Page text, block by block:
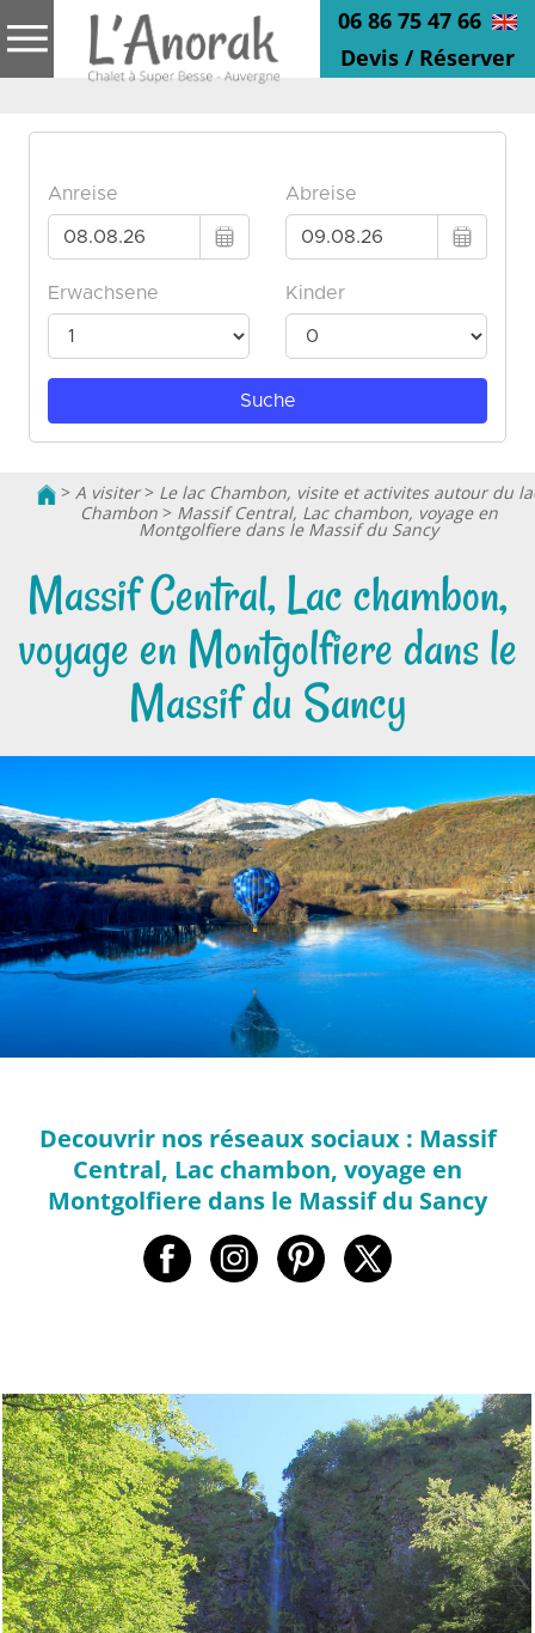
06 86 75 47 66
Devis / Réserver
> A visiter> Le lac Chambon, visite et activites autour du
Chambon> Massif Central, Lac chambon, voyage en
Montgolfiere dans le Massif du Sancy
Massif Central, Lac chambon,
voyage en Montgolfiere dans le
Massif du Sancy
Decouvrir nos réseaux sociaux : Massif
Central, Lac chambon, voyage en
Montgolfiere dans le Massif du Sancy